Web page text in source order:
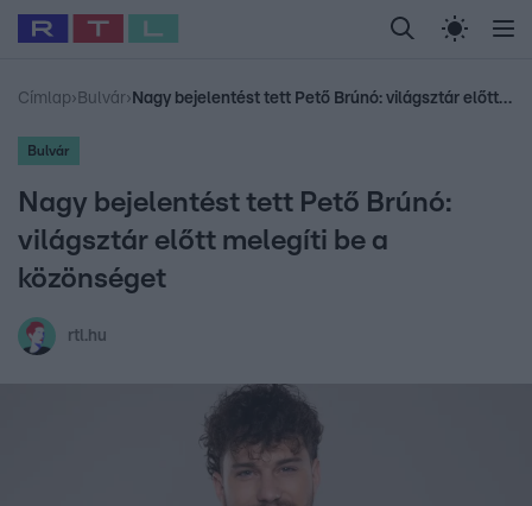
Legfrissebb RTL Híradó Randi Celeb vagyok,
Sebestyén Balázs Gudel Takács Gábor
Címlap› Bulvár› Nagy bejelentést tett Pető Brúnó: világsztár előtt melegíti be a közönséget
Bulvár
Nagy bejelentést tett Pető Brúnó:
világsztár előtt melegíti be a
közönséget
rtl.hu